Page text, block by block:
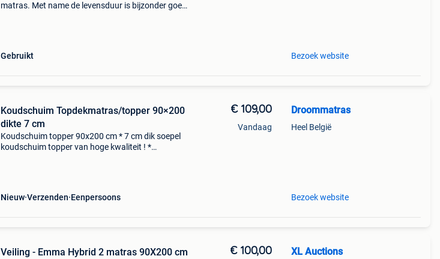
matras. Met name de levensduur is bijzonder goed,
Gebruikt
Bezoek website
Koudschuim Topdekmatras/topper 90×200
dikte 7 cm
Koudschuim topper 90x200 cm * 7 cm dik soepel
koudschuim topper van hoge kwaliteit ! *
Nieuw Verzenden Eenpersoons
€ 109,00
Vandaag
Droommatras
Heel België
Bezoek website
Veiling - Emma Hybrid 2 matras 90X200 cm
€ 100,00 XL Auctions